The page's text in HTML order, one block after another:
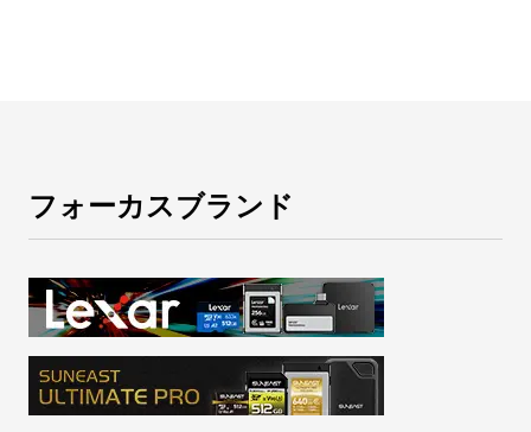
フォーカスブランド